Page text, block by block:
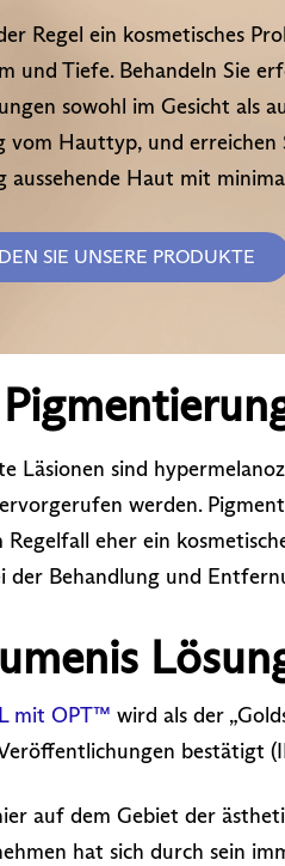
Regel ein kosmetisches
und Tiefe. Behandeln Sie
sowohl im Gesicht als
vom Hauttyp, und erreichen
aussehende Haut mit
SIE UNSERE PRODUKTE
Läsionen sind
werden.
Regelfall eher ein
der Behandlung und
mit OPT™ wird als der
bestätigt
auf dem Gebiet der
hat sich durch sein